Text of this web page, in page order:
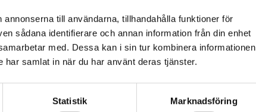
till användarna, tillhandahålla funktioner för
sådana identifierare och annan information från din enhet
med. Dessa kan i sin tur kombinera informationen
samlat in när du har använt deras tjänster.
Statistik Marknadsföring